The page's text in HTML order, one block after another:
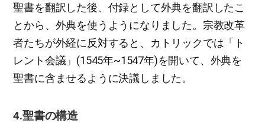
聖書を翻訳した後、付録として外典を翻訳したこ
とから、外典を使うようになりました。宗教改革
者たちが外経に反対すると、カトリックでは「ト
レント会議」(1545年~1547年)を開いて、外典を
聖書に含ませるように決議しました。
4.聖書の構造